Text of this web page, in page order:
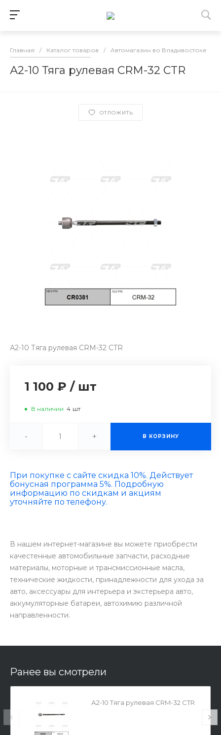
Главная / Каталог товаров / Автомагазин во Владивостоке
А2-10 Тяга рулевая CRM-32 CTR
ОТЛОЖИТЬ
А2-10 Тяга рулевая CRM-32 CTR
1 100 ₽ / шт
В наличии 4 шт
- + В КОРЗИНУ
При покупке с сайте скидка 10%. Действует
бонусная программа 5%. Подробную
информацию по скидкам и акциям
уточняйте по телефону.
В нашем интернет-магазине вы можете приобрести
качестенные автомобильные запчасти, расходные
материалы, моторные и трансмиссионные масла,
технические жидкости, принадлежности для ухода за
авто, аксессуары для интерьера и экстерьера авто,
аккумуляторные батареи, автохимию различной
направленности.
Ранее вы смотрели
А2-10 Тяга рулевая CRM-32 CTR